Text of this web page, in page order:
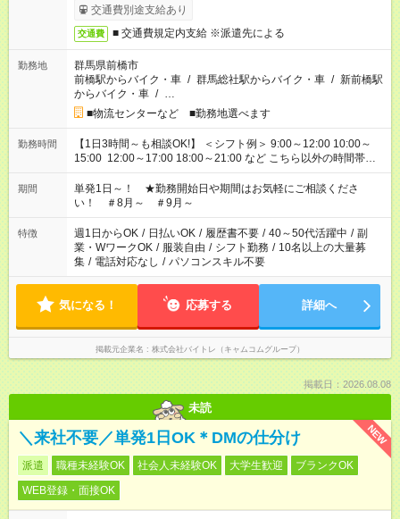
交通費別途支給あり
交通費 ■ 交通費規定内支給 ※派遣先による
勤務地
群馬県前橋市
前橋駅からバイク・車 / 群馬総社駅からバイク・車 / 新前橋駅
からバイク・車 / …
■物流センターなど ■勤務地選べます
勤務時間
【1日3時間～も相談OK!】 ＜シフト例＞ 9:00～12:00 10:00～
15:00 12:00～17:00 18:00～21:00 など こちら以外の時間帯も
お気軽にご相談ください！
期間
単発1日～！ ★勤務開始日や期間はお気軽にご相談くださ
い！ ＃8月～ ＃9月～
特徴 週1日からOK / 日払いOK / 履歴書不要 / 40～50代活躍中 / 副
業・WワークOK / 服装自由 / シフト勤務 / 10名以上の大量募
集 / 電話対応なし / パソコンスキル不要
気になる！ 応募する 詳細へ
掲載元企業名 株式会社バイトレ（キャムコムグループ）
掲載日：2026.08.08
未読
NEW
＼来社不要／単発1日OK＊DMの仕分け
派遣 職種未経験OK 社会人未経験OK 大学生歓迎
ブランクOK
WEB登録・面接OK